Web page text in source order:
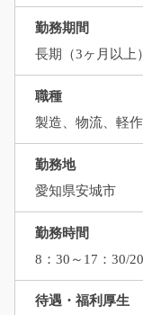
勤務期間
長期（3ヶ月以上）
職種
製造、物流、軽
勤務地
愛知県安城市
勤務時間
8：30～17：30/
待遇・福利厚生